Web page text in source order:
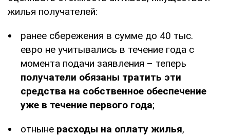
жилья получателей:
ранее сбережения в сумме до 40 тыс.
евро не учитывались в течение года с
момента подачи заявления – теперь
получатели обязаны тратить эти
средства на собственное обеспечение
уже в течение первого года;
отныне расходы на оплату жилья,